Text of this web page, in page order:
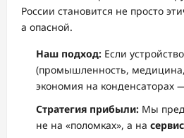
России становится не просто
а опасной.
Наш подход: Если
(промышленность,
экономия на конденсаторах
Стратегия прибыли: Мы
не на «поломках», а на